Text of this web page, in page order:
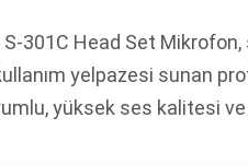
S-301C Head Set
yelpazesi sunan
yüksek ses kalitesi